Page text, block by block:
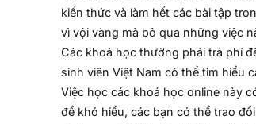
kiến thức và làm hết các bài tập
vì vội vàng mà bỏ qua những việc
Các khoá học thường phải trả phí
sinh viên Việt Nam có thể tìm hiểu
Việc học các khoá học online này
để khó hiểu, các bạn có thể trao